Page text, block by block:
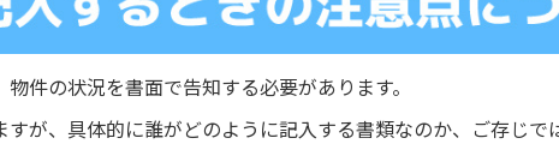
件の状況を書面で告知する必要があります。
すが、具体的に誰がどのように記入する書類なのか、ご存じ